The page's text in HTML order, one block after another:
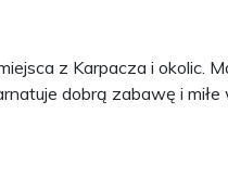
z Karpacza i okolic.
dobrą zabawę i miłe